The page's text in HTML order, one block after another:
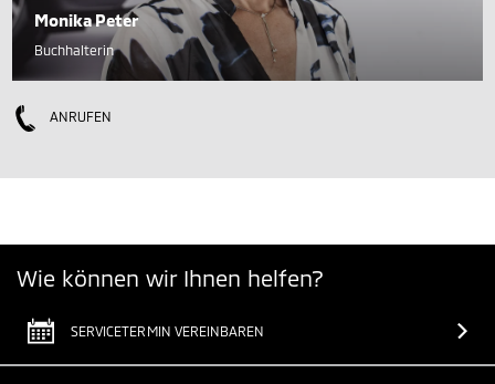
Monika Peter
Buchhalterin
ANRUFEN
Wie können wir Ihnen helfen?
SERVICETERMIN VEREINBAREN